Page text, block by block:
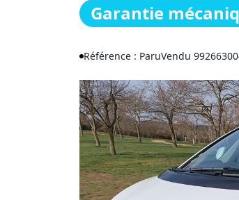
Garantie
Référence : ParuVendu